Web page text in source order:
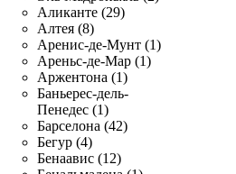
Аликанте (29)
Алтея (8)
Аренис-де-Мунт (1)
Ареньс-де-Мар (1)
Аржентона (1)
Баньерес-дель-
Пенедес (1)
Барселона (42)
Бегур (4)
Бенаавис (12)